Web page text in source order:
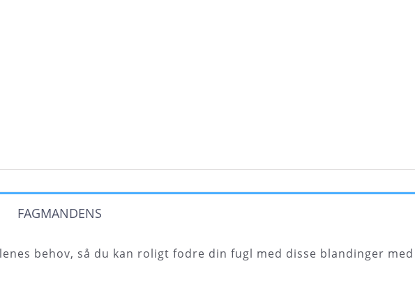
FAGMANDENS
behov, så du kan roligt fodre din fugl med disse blandinger med